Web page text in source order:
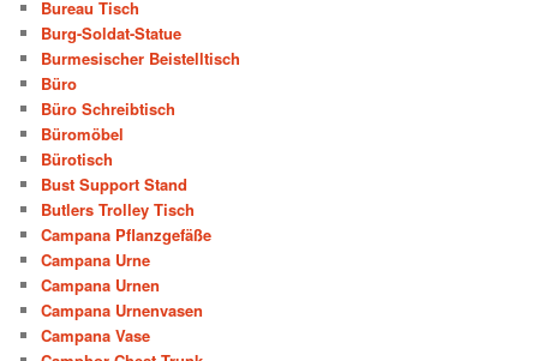
Bureau Tisch
Burg-Soldat-Statue
Burmesischer Beistelltisch
Büro
Büro Schreibtisch
Büromöbel
Bürotisch
Bust Support Stand
Butlers Trolley Tisch
Campana Pflanzgefäße
Campana Urne
Campana Urnen
Campana Urnenvasen
Campana Vase